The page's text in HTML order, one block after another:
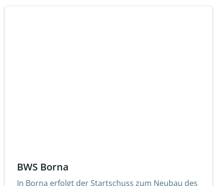
BWS Borna
In Borna erfolgt der Startschuss zum Neubau des